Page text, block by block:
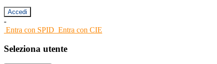
-
Entra con SPID Entra con CIE
Seleziona utente